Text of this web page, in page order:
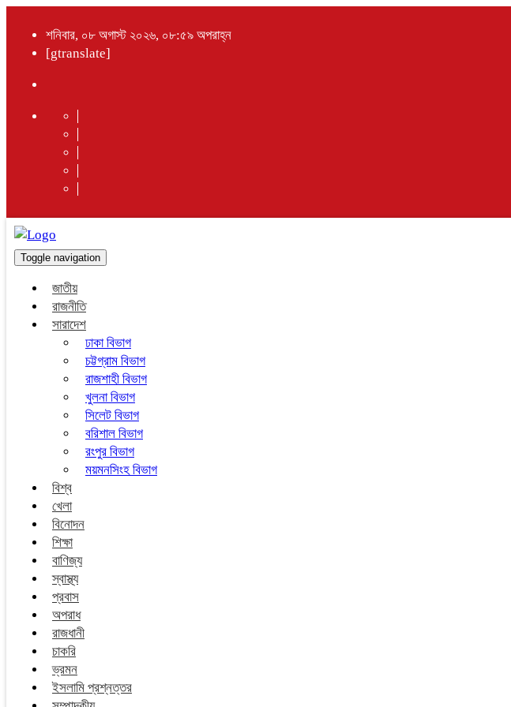
শনিবার, ০৮ অগাস্ট ২০২৬, ০৮:৫৯ অপরাহ্ন
[gtranslate]
Toggle navigation
জাতীয়
রাজনীতি
সারাদেশ
ঢাকা বিভাগ
চট্টগ্রাম বিভাগ
রাজশাহী বিভাগ
খুলনা বিভাগ
সিলেট বিভাগ
বরিশাল বিভাগ
রংপুর বিভাগ
ময়মনসিংহ বিভাগ
বিশ্ব
খেলা
বিনোদন
শিক্ষা
বাণিজ্য
স্বাস্থ্য
প্রবাস
অপরাধ
রাজধানী
চাকরি
ভ্রমন
ইসলামি প্রশ্নত্তর